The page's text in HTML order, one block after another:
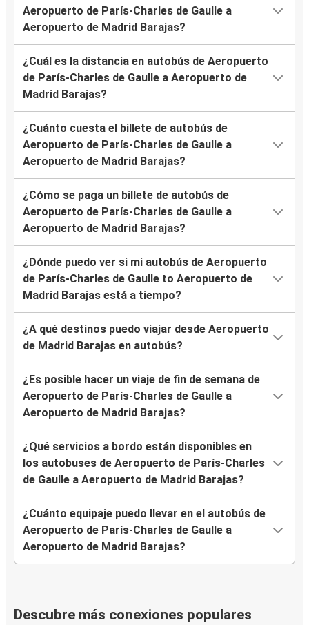
Aeropuerto de París-Charles de Gaulle a
Aeropuerto de Madrid Barajas?
¿Cuál es la distancia en autobús de Aeropuerto
de París-Charles de Gaulle a Aeropuerto de
Madrid Barajas?
¿Cuánto cuesta el billete de autobús de
Aeropuerto de París-Charles de Gaulle a
Aeropuerto de Madrid Barajas?
¿Cómo se paga un billete de autobús de
Aeropuerto de París-Charles de Gaulle a
Aeropuerto de Madrid Barajas?
¿Dónde puedo ver si mi autobús de Aeropuerto
de París-Charles de Gaulle to Aeropuerto de
Madrid Barajas está a tiempo?
¿A qué destinos puedo viajar desde Aeropuerto
de Madrid Barajas en autobús?
¿Es posible hacer un viaje de fin de semana de
Aeropuerto de París-Charles de Gaulle a
Aeropuerto de Madrid Barajas?
¿Qué servicios a bordo están disponibles en
los autobuses de Aeropuerto de París-Charles
de Gaulle a Aeropuerto de Madrid Barajas?
¿Cuánto equipaje puedo llevar en el autobús de
Aeropuerto de París-Charles de Gaulle a
Aeropuerto de Madrid Barajas?
Descubre más conexiones populares